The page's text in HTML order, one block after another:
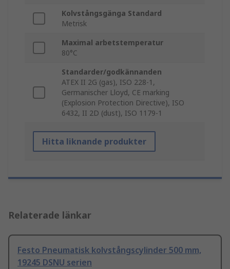
Kolvstångsgänga Standard
Metrisk
Maximal arbetstemperatur
80°C
Standarder/godkännanden
ATEX II 2G (gas), ISO 228-1,
Germanischer Lloyd, CE marking
(Explosion Protection Directive), ISO
6432, II 2D (dust), ISO 1179-1
Hitta liknande produkter
Relaterade länkar
Festo Pneumatisk kolvstångscylinder 500 mm,
19245 DSNU serien